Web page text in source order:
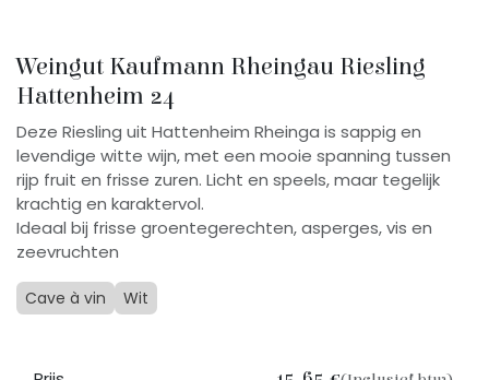
Weingut Kaufmann Rheingau Riesling
Hattenheim 24
Deze Riesling uit Hattenheim Rheinga is sappig en
levendige witte wijn, met een mooie spanning tussen
rijp fruit en frisse zuren. Licht en speels, maar tegelijk
krachtig en karaktervol.
Ideaal bij frisse groentegerechten, asperges, vis en
zeevruchten
Cave à vin Wit